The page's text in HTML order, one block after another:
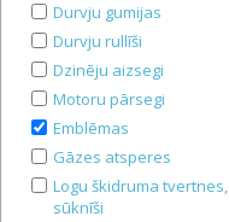
Durvju gumijas
Durvju rullīši
Dzinēju aizsegi
Motoru pārsegi
Emblēmas
Gāzes atsperes
Logu škidruma tvertnes,
sūknīši